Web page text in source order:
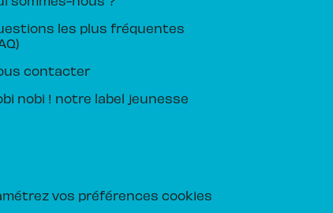
les plus fréquentes
contacter
nobi ! notre label jeunesse
vos préférences cookies